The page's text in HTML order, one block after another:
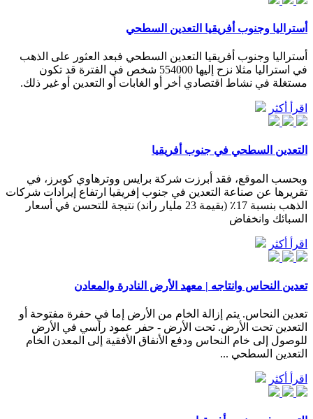
أستراليا وجنوب أفريقيا التعدين السطحي
أستراليا وجنوب أفريقيا التعدين السطحي فبعد العثور على الذهب
في استراليا مثلا نزح إليها 554000 شخص في الفترة قد تكون
مستغلة في نشاط اقتصادي أخر أو الغابات أو التعدين أو غير ذلك.
اقرأ أكثر
التعدين السطحي في جنوب أفريقيا
وبحسب الموقع، فقد أبرزت شركة برايس ووترهاوي كوبرز، في
تقريرها عن صناعة التعدين في جنوب إفريقيا ارتفاع إيرادات شركات
الذهب بنسبة 17٪ (بقيمة 23 مليار راند) نتيجة للتحسن في أسعار
السبائك وانخفاض
اقرأ أكثر
تعدين النحاس وانتاجه | معهد الأرض النادرة والمعادن
تعدين النحاس. يتم إزالة الخام من الأرض إما في حفرة مفتوحة أو
التعدين تحت الأرض. تحت الأرض - حفر عمود رأسي في الأرض
للوصول إلى خام النحاس ودفع الأنفاق الأفقية إلى المعدن الخام
التعدين السطحي ...
اقرأ أكثر